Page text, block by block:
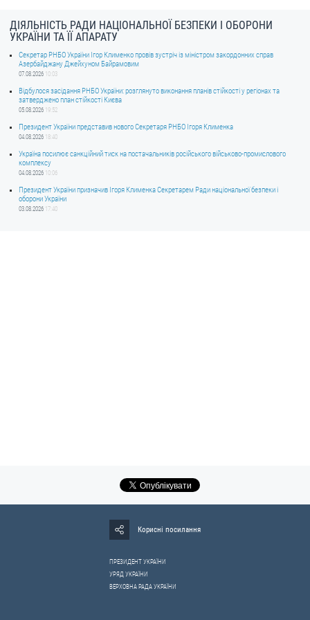
ДІЯЛЬНІСТЬ РАДИ НАЦІОНАЛЬНОЇ БЕЗПЕКИ І ОБОРОНИ
УКРАЇНИ ТА ЇЇ АПАРАТУ
Секретар РНБО України Ігор Клименко провів зустріч із міністром закордонних справ
Азербайджану Джейхуном Байрамовим
07.08.2026 10:03
Відбулося засідання РНБО України: розглянуто виконання планів стійкості у регіонах та
затверджено план стійкості Києва
05.08.2026 19:52
Президент України представив нового Секретаря РНБО Ігоря Клименка
04.08.2026 18:40
Україна посилює санкційний тиск на постачальників російського військово-промислового
комплексу
04.08.2026 10:06
Президент України призначив Ігоря Клименка Секретарем Ради національної безпеки і
оборони України
03.08.2026 17:40
Корисні посилання
ПРЕЗИДЕНТ УКРАЇНИ
УРЯД УКРАЇНИ
ВЕРХОВНА РАДА УКРАЇНИ